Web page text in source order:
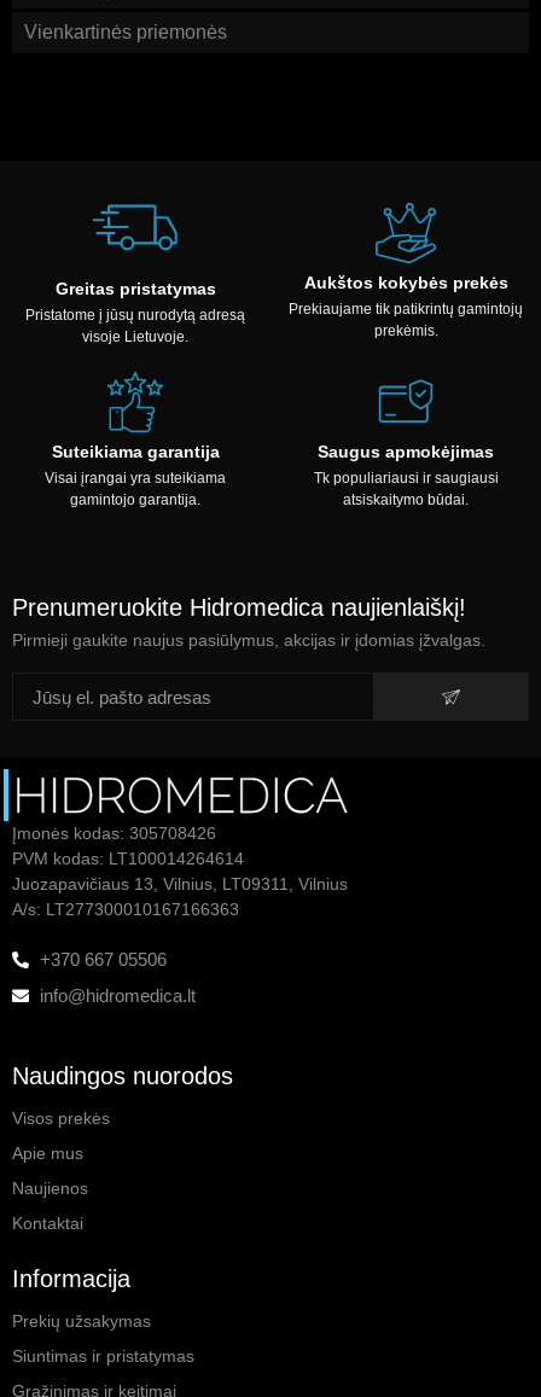
Vienkartinės priemonės
Greitas pristatymas
Pristatome į jūsų nurodytą adresą
visoje Lietuvoje.
Aukštos kokybės prekės
Prekiaujame tik patikrintų gamintojų
prekėmis.
Suteikiama garantija
Visai įrangai yra suteikiama
gamintojo garantija.
Saugus apmokėjimas
Tk populiariausi ir saugiausi
atsiskaitymo būdai.
Prenumeruokite Hidromedica naujienlaiškį!
Pirmieji gaukite naujus pasiūlymus, akcijas ir įdomias įžvalgas.
Įmonės kodas: 305708426
PVM kodas: LT100014264614
Juozapavičiaus 13, Vilnius, LT09311, Vilnius
A/s: LT277300010167166363
+370 667 05506
info@hidromedica.lt
Naudingos nuorodos
Visos prekės
Apie mus
Naujienos
Kontaktai
Informacija
Prekių užsakymas
Siuntimas ir pristatymas
Grąžinimas ir keitimai